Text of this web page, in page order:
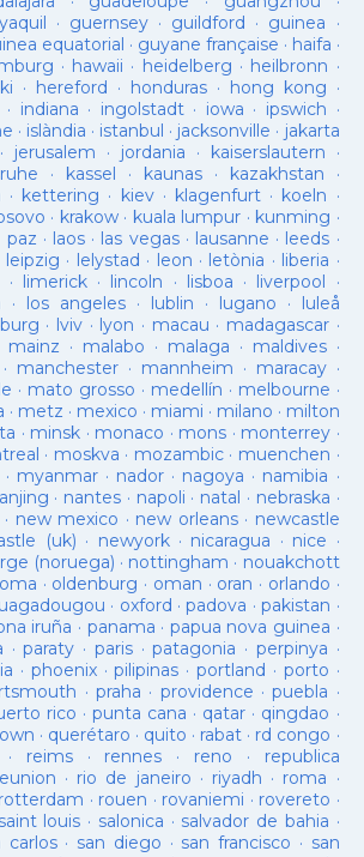
· guernsey· guildford · guinea ·
equatorial · guyane française · haifa ·
· hawaii · heidelberg · heilbronn ·
· hereford · honduras· hong kong ·
· indiana · ingolstadt· iowa · ipswich ·
· islàndia · istanbul · jacksonville · jakarta
· jerusalem · jordania · kaiserslautern ·
· kassel · kaunas· kazakhstan ·
· kettering · kiev· klagenfurt · koeln ·
· krakow· kuala lumpur · kunming ·
paz · laos· las vegas· lausanne · leeds ·
leipzig · lelystad · leon · letònia · liberia ·
· limerick· lincoln · lisboa · liverpool ·
· los angeles· lublin · lugano · luleå
· lviv · lyon · macau · madagascar·
mainz · malabo · malaga · maldives·
· manchester· mannheim · maracay·
· mato grosso · medellín · melbourne ·
· metz · mexico · miami · milano · milton
· minsk · monaco · mons · monterrey ·
· moskva · mozambic· muenchen ·
· myanmar· nador · nagoya · namibia ·
· nantes · napoli · natal · nebraska ·
· new mexico · new orleans· newcastle
(uk) · newyork· nicaragua · nice ·
(noruega) · nottingham · nouakchott
· oldenburg · oman · oran · orlando ·
· oxford ·padova ·pakistan ·
iruña · panama · papua nova guinea ·
·paraty · paris·patagonia · perpinya ·
· phoenix·pilipinas ·portland · porto ·
·praha · providence ·puebla ·
rico ·punta cana · qatar · qingdao ·
· querétaro · quito · rabat · rd congo ·
· reims· rennes · reno · republica
· rio de janeiro · riyadh · roma ·
rotterdam · rouen · rovaniemi · rovereto ·
saint louis · salonica · salvador de bahia ·
carlos· san diego · san francisco · san